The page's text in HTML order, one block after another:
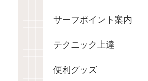
サーフポイント案内
テクニック上達
便利グッズ